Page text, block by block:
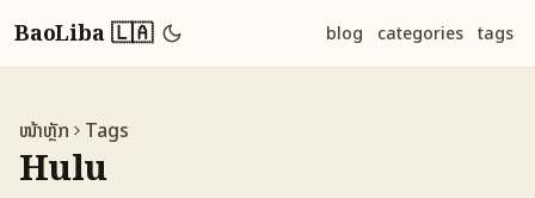
BaoLiba 🇱🇦 blog categories tags
ໜ້າຫຼັກ Tags
Hulu